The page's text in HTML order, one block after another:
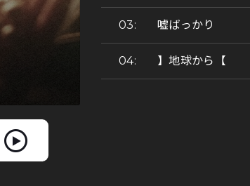
嘘ばっかり
】地球から【